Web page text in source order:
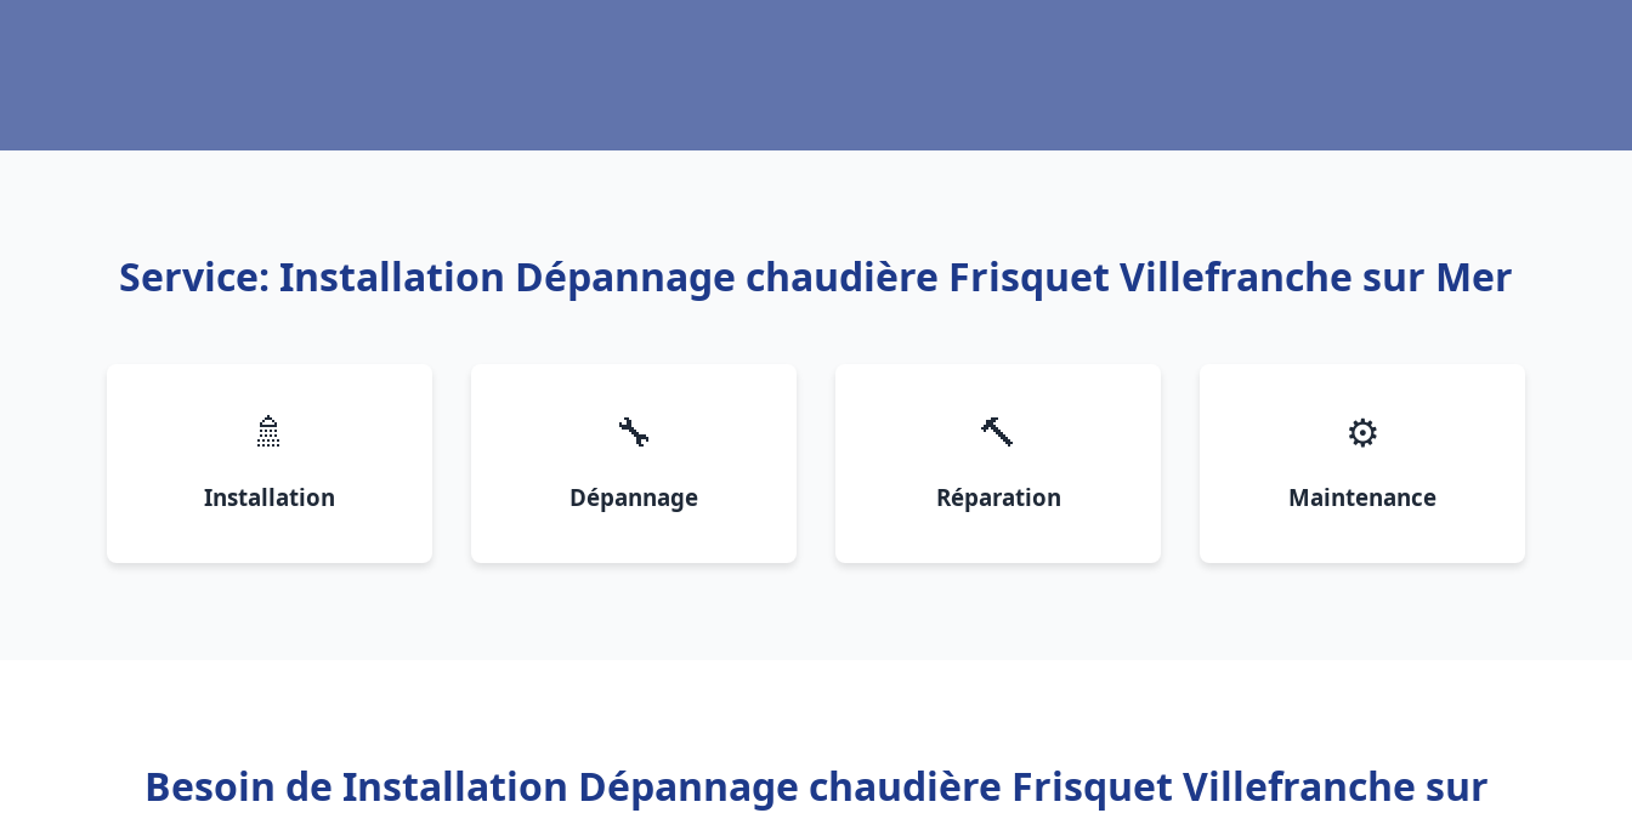
Service: Installation Dépannage chaudière Frisquet Villefranche sur Mer
🚿
Installation
🔧
Dépannage
🔨
Réparation
⚙️
Maintenance
Besoin de Installation Dépannage chaudière Frisquet Villefranche sur